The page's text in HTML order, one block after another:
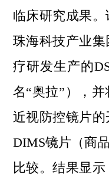
临床研究成果
珠海科技产业
疗研发生产的
名“奥拉”），
近视防控镜片
DIMS镜片（商
比较。结果显